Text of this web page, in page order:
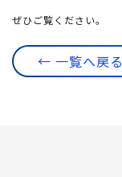
ぜひご覧ください。
← 一覧へ戻る